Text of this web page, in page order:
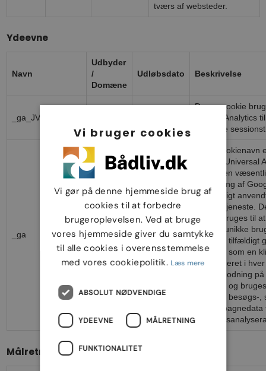
tværs af websteder.
Ydeevne
Navn
Udbyder
/
Domæne
Udløbsdato Beskrivelse
_ga_JVSLR943FS
.xn--
mra.dk
Denne cookie
Google Analytics
fortsætte
_ga
Google
LLC
.xn--
bdliv-
1 år 1
måned
Dette cookienavn
Google Universal
som er en
opdatering af
almindeligt
analysetjeneste.
cookie bruges til
mellem unikke
tildele et tilfældigt
nummer som en
er inkluderet i hver
sideanmodning
websted og
beregne besøgs-,
og kampagnedata
Målretning
Vi bruger cookies
Vi gør på denne hjemmeside brug af
cookies til at forbedre
brugeroplevelsen. Ved at bruge
vores hjemmeside giver du samtykke
til alle cookies i overensstemmelse
med vores cookiepolitik. Læs mere
ABSOLUT NØDVENDIGE
YDEEVNE MÅLRETNING
FUNKTIONALITET